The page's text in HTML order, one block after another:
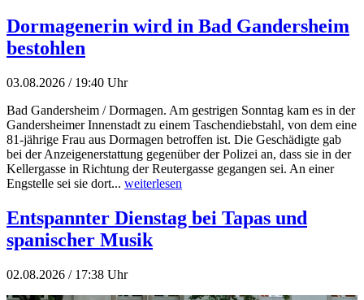
Dormagenerin wird in Bad Gandersheim
bestohlen
03.08.2026 / 19:40 Uhr
Bad Gandersheim / Dormagen. Am gestrigen Sonntag kam es in der
Gandersheimer Innenstadt zu einem Taschendiebstahl, von dem eine
81-jährige Frau aus Dormagen betroffen ist. Die Geschädigte gab
bei der Anzeigenerstattung gegenüber der Polizei an, dass sie in der
Kellergasse in Richtung der Reutergasse gegangen sei. An einer
Engstelle sei sie dort... weiterlesen
Entspannter Dienstag bei Tapas und
spanischer Musik
02.08.2026 / 17:38 Uhr